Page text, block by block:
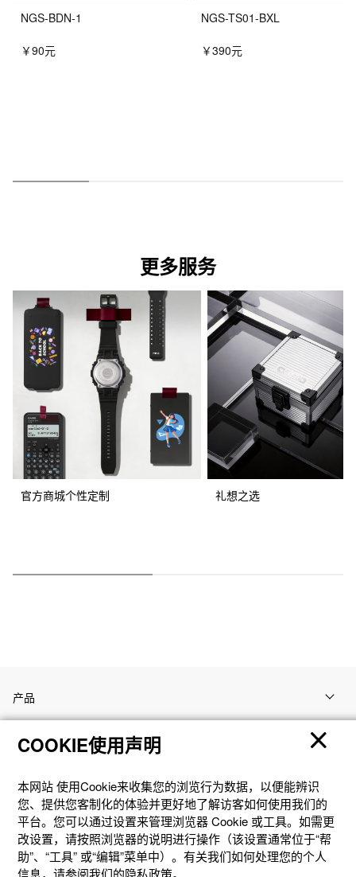
NGS-BDN-1
￥90元
NGS-TS01-BXL
￥390元
更多服务
官方商城个性定制 礼想之选
产品
客户支持
资讯
社交媒体
COOKIE使用声明
本网站 使⽤Cookie来收集您的浏览⾏为数据，以便能辨识
您、提供您客制化的体验并更好地了解访客如何使⽤我们的
平台。您可以通过设置来管理浏览器 Cookie 或⼯具。如需更
改设置，请按照浏览器的说明进⾏操作（该设置通常位于“帮
助”、“⼯具” 或“编辑”菜单中）。有关我们如何处理您的个⼈
信息，请参阅我们的隐私政策。